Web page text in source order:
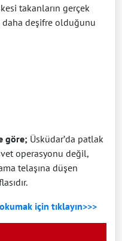
takanların gerçek
deşifre olduğunu
göre; Üsküdar’da patlak
operasyonu değil,
telaşına düşen
için tıklayın>>>